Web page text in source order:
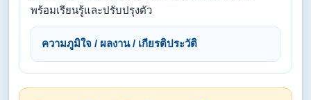
พร้อมเรียนรู้และปรับปรุงตัว
ความภูมิใจ / ผลงาน / เกียรติประวัติ